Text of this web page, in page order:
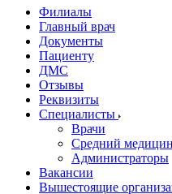
Филиалы
Главный врач
Документы
Пациенту
ДМС
Отзывы
Реквизиты
Специалисты
Врачи
Средний
Администраторы
Вакансии
Вышестоящие